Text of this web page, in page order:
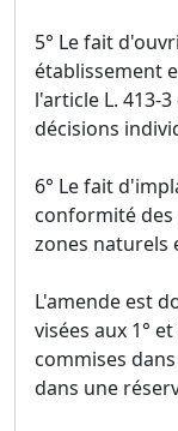
5° Le fait
établissement
l'article L. 413-
décisions
6° Le fait
conformité des
zones naturels
L'amende est
visées aux 1°
commises
dans une